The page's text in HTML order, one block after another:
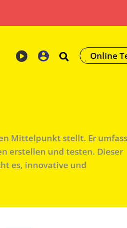
Online
Mittelpunkt stellt. Er
erstellen und testen. Dieser
es, innovative und